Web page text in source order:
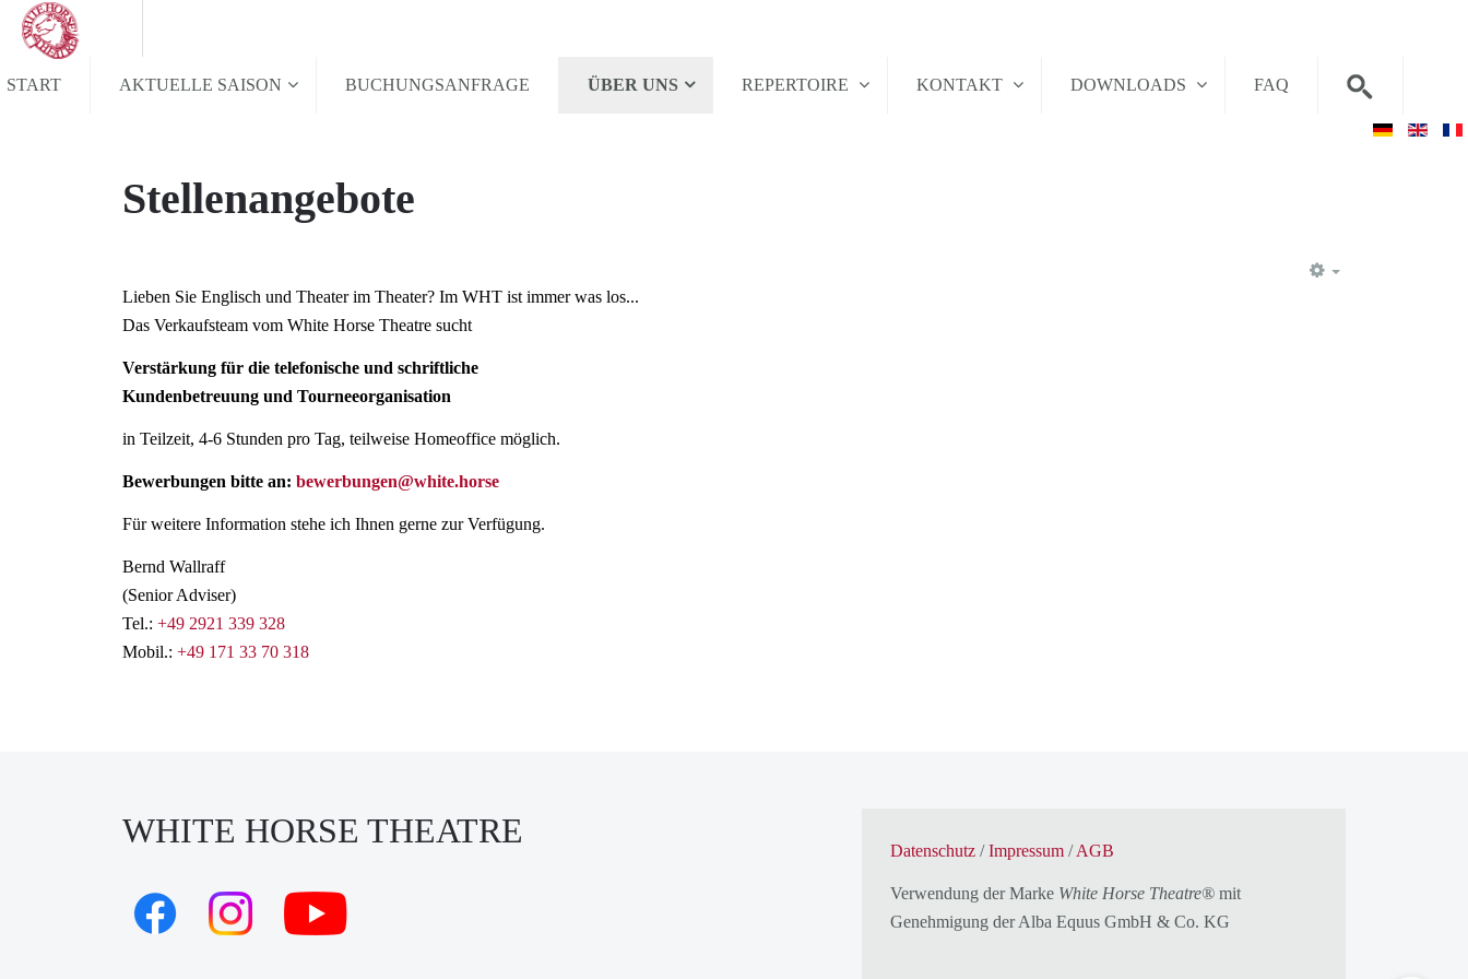
START AKTUELLE SAISON BUCHUNGSANFRAGE ÜBER UNS REPERTOIRE KONTAKT DOWNLOADS FAQ
Stellenangebote
Lieben Sie Englisch und Theater im Theater? Im WHT ist immer was los...
Das Verkaufsteam vom White Horse Theatre sucht
Verstärkung für die telefonische und schriftliche
Kundenbetreuung und Tourneeorganisation
in Teilzeit, 4-6 Stunden pro Tag, teilweise Homeoffice möglich.
Bewerbungen bitte an: bewerbungen@white.horse
Für weitere Information stehe ich Ihnen gerne zur Verfügung.
Bernd Wallraff
(Senior Adviser)
Tel.: +49 2921 339 328
Mobil.: +49 171 33 70 318
WHITE HORSE THEATRE
Datenschutz/Impressum/AGB
Verwendung der Marke White Horse Theatre®mit
Genehmigung derAlba Equus GmbH & Co. KG